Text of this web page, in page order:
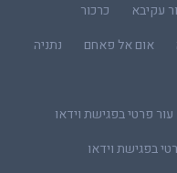
עקיבא
כרכור
אום אל פאחם
נתניה
פרטי בפגישת וידאו
בפגישת וידאו